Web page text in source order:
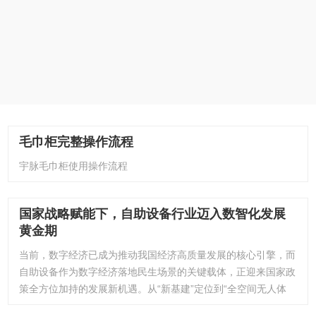
毛巾柜完整操作流程
宇脉毛巾柜使用操作流程
国家战略赋能下，自助设备行业迈入数智化发展
黄金期
当前，数字经济已成为推动我国经济高质量发展的核心引擎，而
自助设备作为数字经济落地民生场景的关键载体，正迎来国家政
策全方位加持的发展新机遇。从“新基建”定位到“全空间无人体